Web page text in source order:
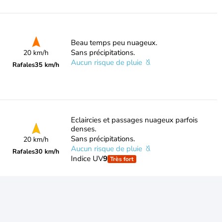
20 km/h
Rafales35 km/h
Beau temps peu nuageux.
Sans précipitations.
Aucun risque de pluie
20 km/h
Rafales30 km/h
Eclaircies et passages nuageux parfois
denses.
Sans précipitations.
Aucun risque de pluie
Indice UV9 Très fort